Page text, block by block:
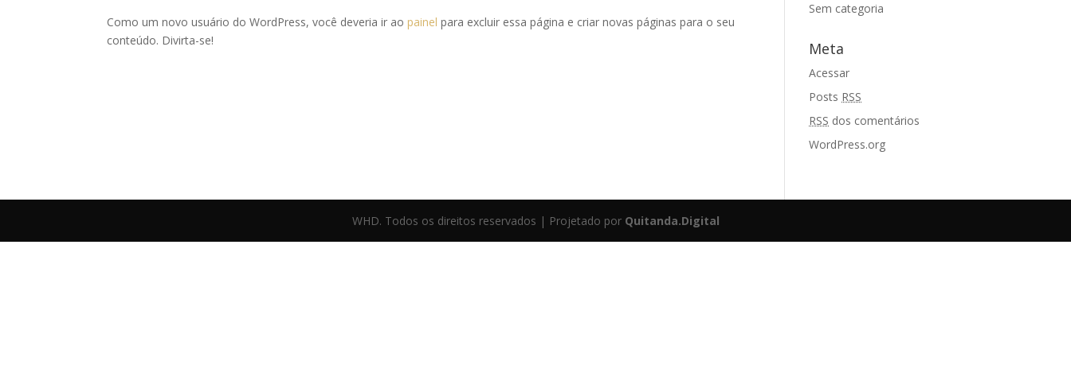
Como um novo usuário do WordPress, você deveria ir aopainel para excluir essa página e criar novas páginas para o seu
conteúdo. Divirta-se!
Sem categoria
Meta
Acessar
Posts RSS
RSS dos comentários
WordPress.org
WHD. Todos os direitos reservados | Projetado por Quitanda.Digital